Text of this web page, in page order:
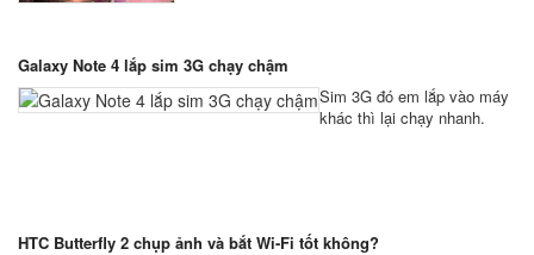
Galaxy Note 4 lắp sim 3G chạy chậm
Sim 3G đó em lắp vào máy
khác thì lại chạy nhanh.
HTC Butterfly 2 chụp ảnh và bắt Wi-Fi tốt không?